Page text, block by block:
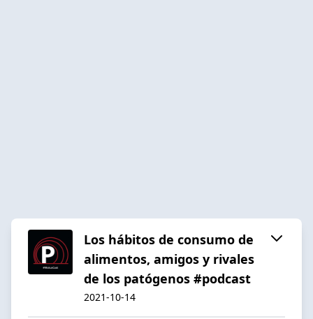
Los hábitos de consumo de
alimentos, amigos y rivales
de los patógenos #podcast
2021-10-14